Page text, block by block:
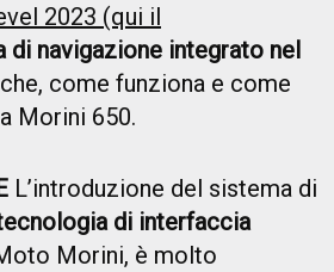
2023 (qui il
di navigazione integrato nel
come funziona e come
Morini 650.
L’introduzione del sistema di
di interfaccia
Morini, è molto